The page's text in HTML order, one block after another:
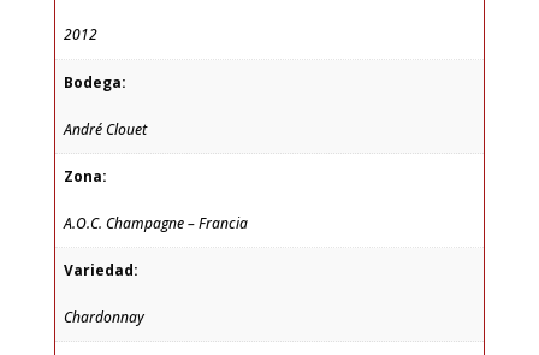
2012
Bodega:
André Clouet
Zona:
A.O.C. Champagne – Francia
Variedad:
Chardonnay